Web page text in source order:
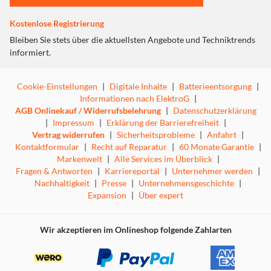
erweiterte Basswiedergabe und zwei Soft-Dome-
Hochtöner für klare Stimmen und Höhen) liefern eine
beeindruckende Gesamtleistung von 104 Watt. Das reicht
Aber Leistung ist nichts ohne Kontrolle. Deshalb haben
wir spezielle Funktionen wie eine dynamische
Leistungssteuerung zur Verringerung von Verzerrungen,
eine raffinierte Entzerrung für einen natürlichen „We Are
Rewind”-Klang und eine Raumklangfunktion für ein
breiteres, immersiveres Stereoerlebnis integriert.
PERFEKTION
Diese Boombox verfügt über einen Kassettendeck-
Kostenlose Registrierung
Bleiben Sie stets über die aktuellsten Angebote und Techniktrends
informiert.
Cookie-Einstellungen | Digitale Inhalte | Batterieentsorgung |
Informationen nach ElektroG |
AGB Onlinekauf / Widerrufsbelehrung | Datenschutzerklärung
| Impressum | Erklärung der Barrierefreiheit |
Vertrag widerrufen | Sicherheitsprobleme | Anfahrt |
Kontaktformular | Recht auf Reparatur | 60 Monate Garantie |
Markenwelt | Alle Services im Überblick |
Fragen & Antworten | Karriereportal | Unternehmer werden |
Nachhaltigkeit | Presse | Unternehmensgeschichte |
Expansion | Über expert
Wir akzeptieren im Onlineshop folgende Zahlarten